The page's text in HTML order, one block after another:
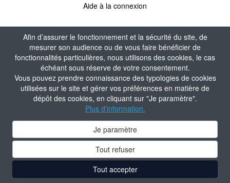
Afin d’assurer le fonctionnement et la sécurité du site, de
mesurer son audience ou de vous faire bénéficier de
fonctionnalités particulières, nous utilisons des cookies, le cas
échéant sous réserve de votre consentement.
Vous pouvez prendre connaissance des typologies de cookies
utilisées sur le site et gérer vos préférences en matière de
dépôt des cookies, en cliquant sur "Je paramètre".
Plus d'information.
Je paramètre
Tout refuser
Tout accepter
Aide à la connexion